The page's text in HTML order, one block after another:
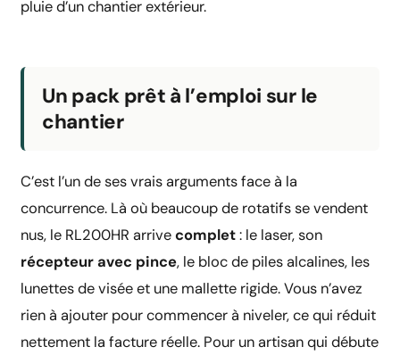
pluie d’un chantier extérieur.
Un pack prêt à l’emploi sur le
chantier
C’est l’un de ses vrais arguments face à la
concurrence. Là où beaucoup de rotatifs se vendent
nus, le RL200HR arrivecomplet: le laser, son
récepteur avec pince, le bloc de piles alcalines, les
lunettes de visée et une mallette rigide. Vous n’avez
rien à ajouter pour commencer à niveler, ce qui réduit
nettement la facture réelle. Pour un artisan qui débute